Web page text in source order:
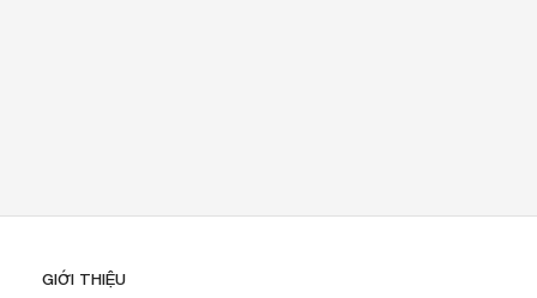
GIỚI THIỆU